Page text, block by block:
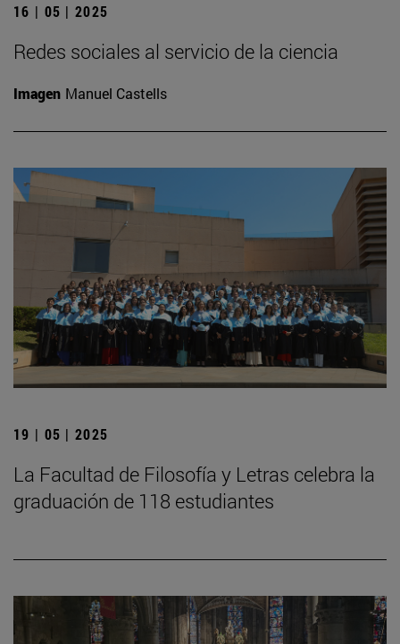
16 | 05 | 2025
Redes sociales al servicio de la ciencia
Imagen Manuel Castells
19 | 05 | 2025
La Facultad de Filosofía y Letras celebra la
graduación de 118 estudiantes